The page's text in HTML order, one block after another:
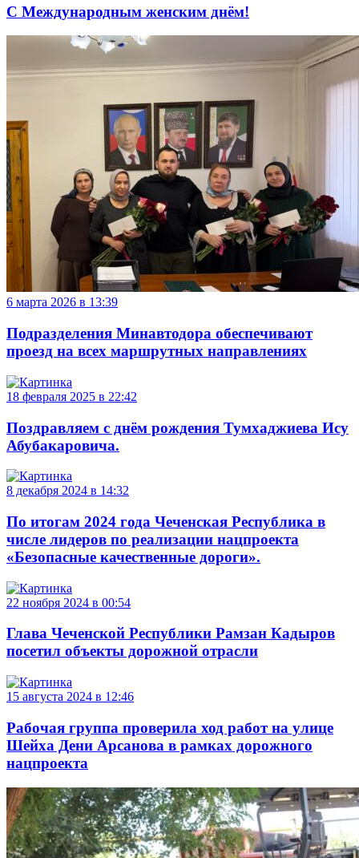
С Международным женским днём!
6 марта 2026 в 13:39
Подразделения Минавтодора обеспечивают
проезд на всех маршрутных направлениях
18 февраля 2025 в 22:42
Поздравляем с днём рождения Тумхаджиева Ису
Абубакаровича.
8 декабря 2024 в 14:32
По итогам 2024 года Чеченская Республика в
числе лидеров по реализации нацпроекта
«Безопасные качественные дороги».
22 ноября 2024 в 00:54
Глава Чеченской Республики Рамзан Кадыров
посетил объекты дорожной отрасли
15 августа 2024 в 12:46
Рабочая группа проверила ход работ на улице
Шейха Дени Арсанова в рамках дорожного
нацпроекта